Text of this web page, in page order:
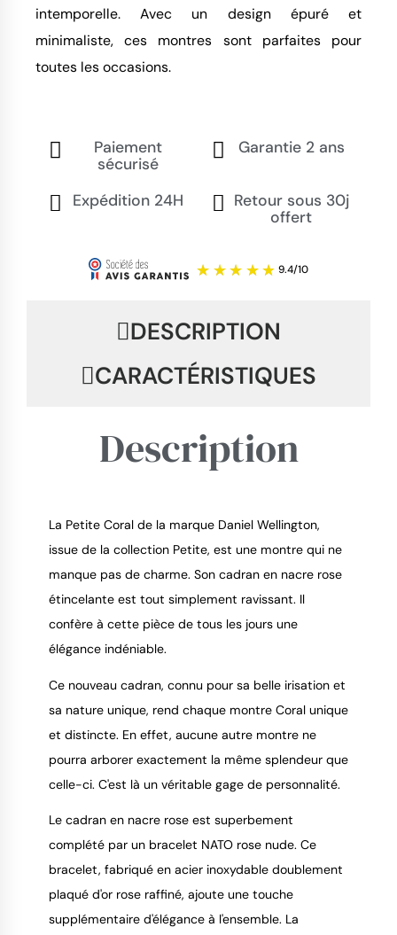
intemporelle. Avec un design épuré et
minimaliste, ces montres sont parfaites pour
toutes les occasions.
Paiement
sécurisé
Garantie 2 ans
Expédition 24H
Retour sous 30j
offert
DESCRIPTION
CARACTÉRISTIQUES
Description
La Petite Coral de la marque Daniel Wellington,
issue de la collection Petite, est une montre qui ne
manque pas de charme. Son cadran en nacre rose
étincelante est tout simplement ravissant. Il
confère à cette pièce de tous les jours une
élégance indéniable.
Ce nouveau cadran, connu pour sa belle irisation et
sa nature unique, rend chaque montre Coral unique
et distincte. En effet, aucune autre montre ne
pourra arborer exactement la même splendeur que
celle-ci. C'est là un véritable gage de personnalité.
Le cadran en nacre rose est superbement
complété par un bracelet NATO rose nude. Ce
bracelet, fabriqué en acier inoxydable doublement
plaqué d'or rose raffiné, ajoute une touche
supplémentaire d'élégance à l'ensemble. La